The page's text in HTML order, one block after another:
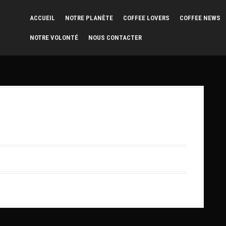
ACCUEIL NOTRE PLANÈTE COFFEE LOVERS COFFEE NEWS
NOTRE VOLONTÉ NOUS CONTACTER